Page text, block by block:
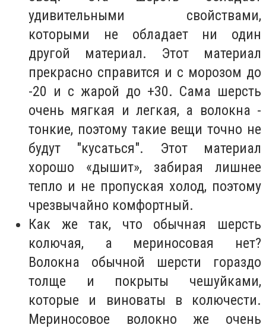
удивительными свойствами,
которыми не обладает ни один
другой материал. Этот материал
прекрасно справится и с морозом до
-20 и с жарой до +30. Сама шерсть
очень мягкая и легкая, а волокна -
тонкие, поэтому такие вещи точно не
будут "кусаться". Этот материал
хорошо «дышит», забирая лишнее
тепло и не пропуская холод, поэтому
чрезвычайно комфортный.
Как же так, что обычная шерсть
колючая, а мериносовая нет?
Волокна обычной шерсти гораздо
толще и покрыты чешуйками,
которые и виноваты в колючести.
Мериносовое волокно же очень